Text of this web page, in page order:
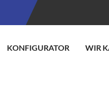
KONFIGURATOR WIR